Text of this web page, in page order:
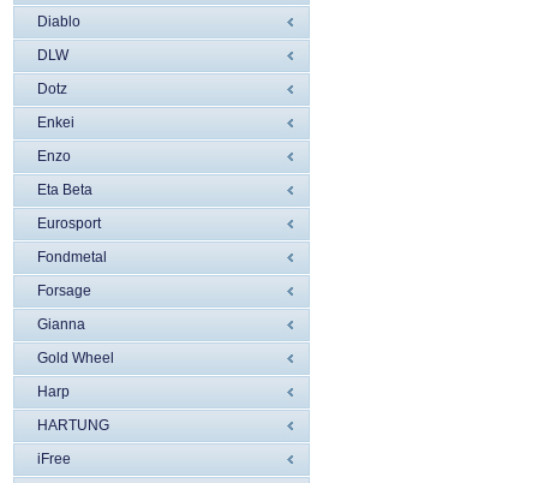
Diablo
DLW
Dotz
Enkei
Enzo
Eta Beta
Eurosport
Fondmetal
Forsage
Gianna
Gold Wheel
Harp
HARTUNG
iFree